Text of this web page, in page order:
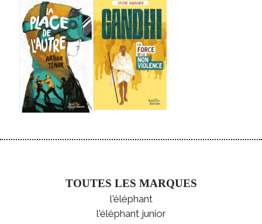
TOUTES LES MARQUES
l'éléphant
l'éléphant junior